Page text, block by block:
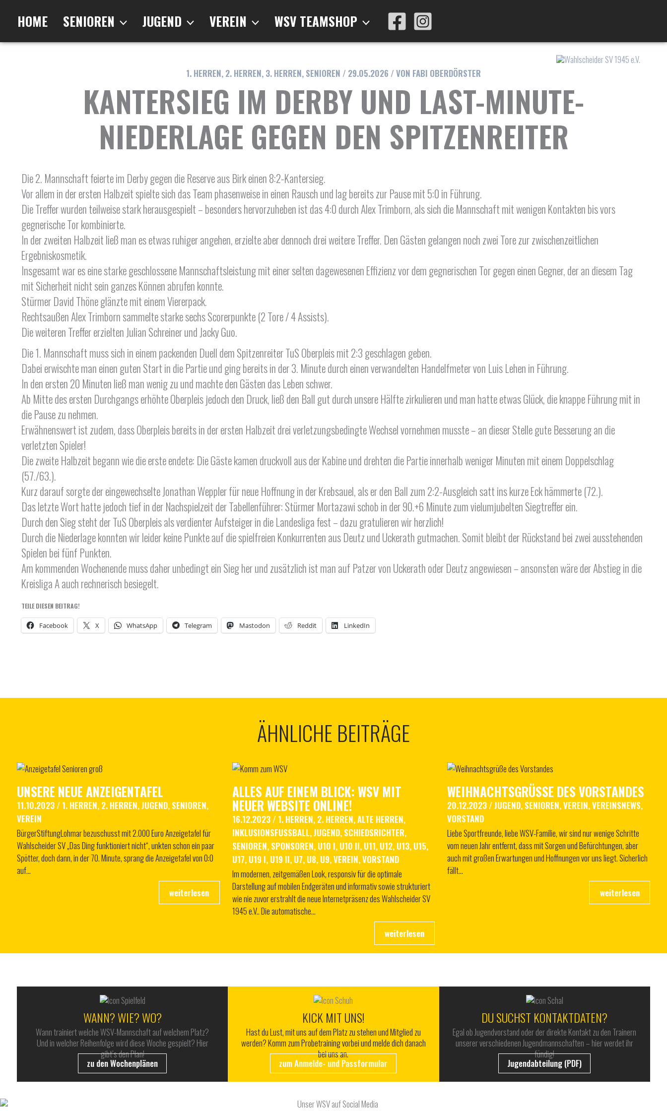
springenHOME SENIOREN JUGEND VEREIN WSV TEAMSHOP
1. HERREN, 2. HERREN, 3. HERREN, SENIOREN / 29.05.2026 / VON FABI OBERDÖRSTER
KANTERSIEG IM DERBY UND LAST-MINUTE-
NIEDERLAGE GEGEN DEN SPITZENREITER
Die 2. Mannschaft feierte im Derby gegen die Reserve aus Birk einen 8:2-Kantersieg.
Vor allem in der ersten Halbzeit spielte sich das Team phasenweise in einen Rausch und lag bereits zur Pause mit 5:0 in Führung.
Die Treffer wurden teilweise stark herausgespielt – besonders hervorzuheben ist das 4:0 durch Alex Trimborn, als sich die Mannschaft mit wenigen Kontakten bis vors
gegnerische Tor kombinierte.
In der zweiten Halbzeit ließ man es etwas ruhiger angehen, erzielte aber dennoch drei weitere Treffer. Den Gästen gelangen noch zwei Tore zur zwischenzeitlichen
Ergebniskosmetik.
Insgesamt war es eine starke geschlossene Mannschaftsleistung mit einer selten dagewesenen Effizienz vor dem gegnerischen Tor gegen einen Gegner, der an diesem Tag
mit Sicherheit nicht sein ganzes Können abrufen konnte.
Stürmer David Thöne glänzte mit einem Viererpack.
Rechtsaußen Alex Trimborn sammelte starke sechs Scorerpunkte (2 Tore / 4 Assists).
Die weiteren Treffer erzielten Julian Schreiner und Jacky Guo.
Die 1. Mannschaft muss sich in einem packenden Duell dem Spitzenreiter TuS Oberpleis mit 2:3 geschlagen geben.
Dabei erwischte man einen guten Start in die Partie und ging bereits in der 3. Minute durch einen verwandelten Handelfmeter von Luis Lehen in Führung.
In den ersten 20 Minuten ließ man wenig zu und machte den Gästen das Leben schwer.
Ab Mitte des ersten Durchgangs erhöhte Oberpleis jedoch den Druck, ließ den Ball gut durch unsere Hälfte zirkulieren und man hatte etwas Glück, die knappe Führung mit in
die Pause zu nehmen.
Erwähnenswert ist zudem, dass Oberpleis bereits in der ersten Halbzeit drei verletzungsbedingte Wechsel vornehmen musste – an dieser Stelle gute Besserung an die
verletzten Spieler!
Die zweite Halbzeit begann wie die erste endete: Die Gäste kamen druckvoll aus der Kabine und drehten die Partie innerhalb weniger Minuten mit einem Doppelschlag
(57./63.).
Kurz darauf sorgte der eingewechselte Jonathan Weppler für neue Hoffnung in der Krebsauel, als er den Ball zum 2:2-Ausgleich satt ins kurze Eck hämmerte (72.).
Das letzte Wort hatte jedoch tief in der Nachspielzeit der Tabellenführer: Stürmer Mortazawi schob in der 90.+6 Minute zum vielumjubelten Siegtreffer ein.
Durch den Sieg steht der TuS Oberpleis als verdienter Aufsteiger in die Landesliga fest – dazu gratulieren wir herzlich!
Durch die Niederlage konnten wir leider keine Punkte auf die spielfreien Konkurrenten aus Deutz und Uckerath gutmachen. Somit bleibt der Rückstand bei zwei ausstehenden
Spielen bei fünf Punkten.
Am kommenden Wochenende muss daher unbedingt ein Sieg her und zusätzlich ist man auf Patzer von Uckerath oder Deutz angewiesen – ansonsten wäre der Abstieg in die
Kreisliga A auch rechnerisch besiegelt.
TEILE DIESEN BEITRAG!
Facebook X WhatsApp Telegram Mastodon Reddit LinkedIn
ÄHNLICHE BEITRÄGE
UNSERE NEUE ANZEIGENTAFEL
11.10.2023/ 1. HERREN, 2. HERREN,JUGEND, SENIOREN,
VEREIN
BürgerStiftungLohmar bezuschusst mit 2.000 Euro Anzeigetafel für
Wahlscheider SV „Das Ding funktioniert nicht“, unkten schon ein paar
Spötter, doch dann, in der 70. Minute, sprang die Anzeigetafel von 0:0
auf…
ALLES AUF EINEM BLICK: WSV MIT
NEUER WEBSITE ONLINE!
16.12.2023/ 1. HERREN, 2. HERREN,ALTE HERREN,
INKLUSIONSFUSSBALL ,JUGEND, SCHIEDSRICHTER,
SENIOREN, SPONSOREN, U10 I, U10 II, U11, U12, U13, U15,
U17, U19 I, U19 II, U7, U8, U9,VEREIN,VORSTAND
Im modernen, zeitgemäßen Look, responsiv für die optimale
Darstellung auf mobilen Endgeräten und informativ sowie strukturiert
wie nie zuvor erstrahlt die neue Internetpräsenz des Wahlscheider SV
1945 e.V.. Die automatische…
WEIHNACHTSGRÜSSE DES VORSTANDES
20.12.2023/JUGEND, SENIOREN,VEREIN,VEREINSNEWS,
VORSTAND
Liebe Sportfreunde, liebe WSV-Familie, wir sind nur wenige Schritte
vom neuen Jahr entfernt, dass mit Sorgen und Befürchtungen, aber
auch mit großen Erwartungen und Hoffnungen vor uns liegt. Sicherlich
fällt…
WANN? WIE? WO?
Wann trainiert welche WSV-Mannschaft auf welchem Platz?
Und in welcher Reihenfolge wird diese Woche gespielt? Hier
gibt’s den Plan!
zu den Wochenplänen
KICK MIT UNS!
Hast du Lust, mit uns auf dem Platz zu stehen und Mitglied zu
werden? Komm zum Probetraining vorbei und melde dich danach
bei uns an.
zum Anmelde- und Passformular
DU SUCHST KONTAKTDATEN?
Egal ob Jugendvorstand oder der direkte Kontakt zu den Trainern
unserer verschiedenen Jugendmannschaften – hier werdet ihr
fündig!
Jugendabteilung (PDF)